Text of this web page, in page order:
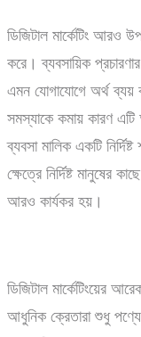
ডিজিটাল মার্কেটিং আরও
করে। ব্যবসায়িক
এমন যোগাযোগে অর্থ ব্যয়
সমস্যাকে কমায় কারণ এটি
ব্যবসা মালিক একটি
ক্ষেত্রে নির্দিষ্ট মানুষের
আরও কার্যকর হয়।
ডিজিটাল মার্কেটিংয়ের
আধুনিক ক্রেতারা শুধু